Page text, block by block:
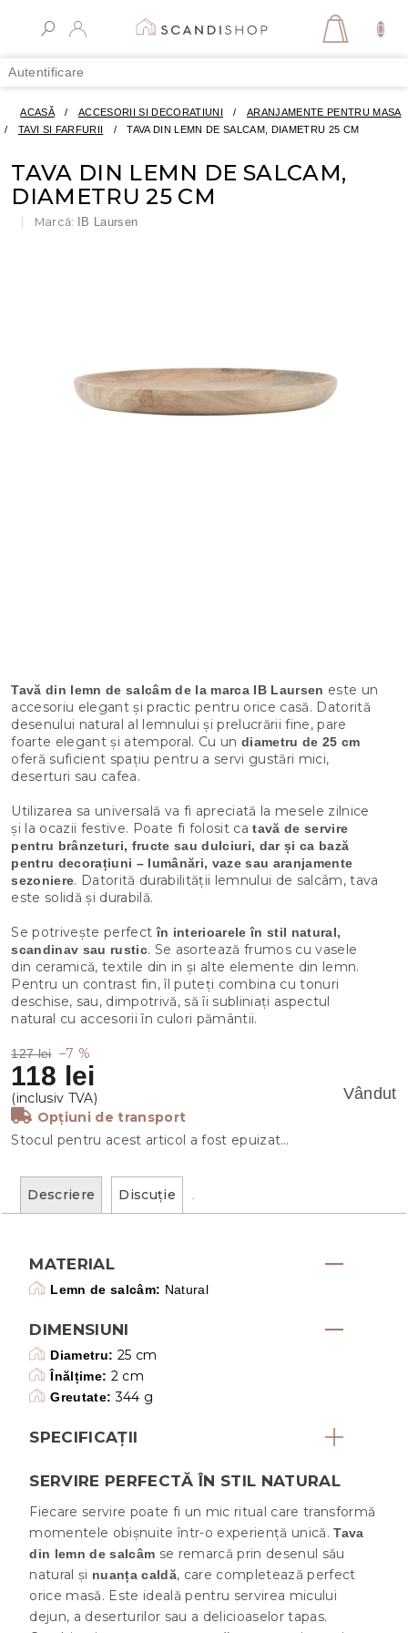
conținut
Autentificare
COŞ
ACASĂ / ACCESORII SI DECORATIUNI /
ARANJAMENTE PENTRU MASA
/
TAVI SI FARFURII / TAVA DIN LEMN DE SALCAM, DIAMETRU 25 CM
TAVA DIN LEMN DE SALCAM,
DIAMETRU 25 CM
Marcă: IB Laursen
127 lei –7 %
118 lei
Vândut
Opțiuni de transport
Stocul pentru acest articol a fost epuizat…
Tavă din lemn de salcâm de la marca IB Laursen este un
accesoriu elegant și practic pentru orice casă. Datorită
desenului natural al lemnului și prelucrării fine, pare
foarte elegant și atemporal. Cu un diametru de 25 cm
oferă suficient spațiu pentru a servi gustări mici,
deserturi sau cafea.
Utilizarea sa universală va fi apreciată la mesele zilnice
și la ocazii festive. Poate fi folosit catavă de servire
pentru brânzeturi, fructe sau dulciuri, dar și ca bază
pentru decorațiuni – lumânări, vaze sau aranjamente
sezoniere. Datorită durabilității lemnului de salcâm, tava
este solidă și durabilă.
Se potrivește perfectîn interioarele în stil natural,
scandinav sau rustic. Se asortează frumos cu vasele
din ceramică, textile din in și alte elemente din lemn.
Pentru un contrast fin, îl puteți combina cu tonuri
deschise, sau, dimpotrivă, să îi subliniați aspectul
natural cu accesorii în culori pământii.
Descriere Discuţie
MATERIAL
Lemn de salcâm: Natural
DIMENSIUNI
Diametru: 25 cm
Înălțime: 2 cm
Greutate: 344 g
SPECIFICAȚII
SERVIRE PERFECTĂ ÎN STIL NATURAL
Fiecare servire poate fi un mic ritual care transformă
momentele obișnuite într-o experiență unică.Tava
din lemn de salcâm se remarcă prin desenul său
natural și nuanța caldă, care completează perfect
orice masă. Este ideală pentru servirea micului
dejun, a deserturilor sau a delicioaselor tapas.